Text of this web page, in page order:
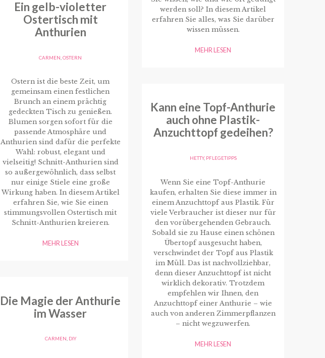
Ein gelb-violetter
Ostertisch mit
Anthurien
CARMEN ,OSTERN
Ostern ist die beste Zeit, um
gemeinsam einen festlichen
Brunch an einem prächtig
gedeckten Tisch zu genießen.
Blumen sorgen sofort für die
passende Atmosphäre und
Anthurien sind dafür die perfekte
Wahl: robust, elegant und
vielseitig! Schnitt-Anthurien sind
so außergewöhnlich, dass selbst
nur einige Stiele eine große
Wirkung haben. In diesem Artikel
erfahren Sie, wie Sie einen
stimmungsvollen Ostertisch mit
Schnitt-Anthurien kreieren.
MEHR LESEN
Die Magie der Anthurie
im Wasser
CARMEN DIY
werden soll? In diesem Artikel
erfahren Sie alles, was Sie darüber
wissen müssen.
MEHR LESEN
Kann eine Topf-Anthurie
auch ohne Plastik-
Anzuchttopf gedeihen?
HETTY, PFLEGETIPPS
Wenn Sie eine Topf-Anthurie
kaufen, erhalten Sie diese immer in
einem Anzuchttopf aus Plastik. Für
viele Verbraucher ist dieser nur für
den vorübergehenden Gebrauch.
Sobald sie zu Hause einen schönen
Übertopf ausgesucht haben,
verschwindet der Topf aus Plastik
im Müll. Das ist nachvollziehbar,
denn dieser Anzuchttopf ist nicht
wirklich dekorativ. Trotzdem
empfehlen wir Ihnen, den
Anzuchttopf einer Anthurie – wie
auch von anderen Zimmerpflanzen
– nicht wegzuwerfen.
MEHR LESEN